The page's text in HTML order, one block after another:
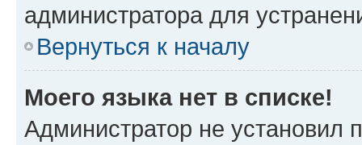
администратора для
Вернуться к началу
Моего языка нет в списке!
Администратор не установил